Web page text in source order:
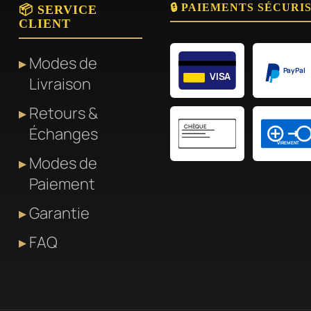
📦 SERVICE
CLIENT
Modes de
Livraison
Retours &
Échanges
Modes de
Paiement
Garantie
FAQ
🔒 PAIEMENTS
VISA PayPal
CHÈQUE
VIREMENT